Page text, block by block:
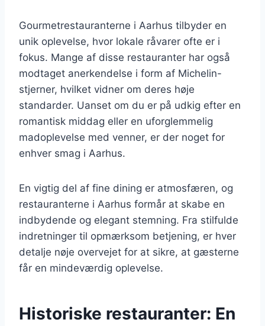
Gourmetrestauranterne i Aarhus tilbyder en
unik oplevelse, hvor lokale råvarer ofte er i
fokus. Mange af disse restauranter har også
modtaget anerkendelse i form af Michelin-
stjerner, hvilket vidner om deres høje
standarder. Uanset om du er på udkig efter en
romantisk middag eller en uforglemmelig
madoplevelse med venner, er der noget for
enhver smag i Aarhus.
En vigtig del af fine dining er atmosfæren, og
restauranterne i Aarhus formår at skabe en
indbydende og elegant stemning. Fra stilfulde
indretninger til opmærksom betjening, er hver
detalje nøje overvejet for at sikre, at gæsterne
får en mindeværdig oplevelse.
Historiske restauranter: En